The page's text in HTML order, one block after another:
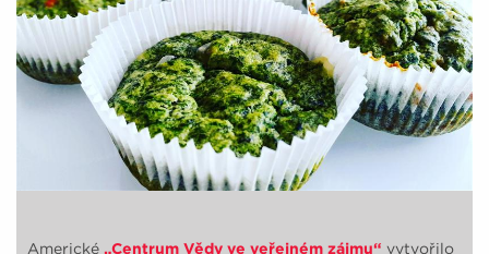
Americké „Centrum Vědy ve veřejném zájmu“ vytvořilo